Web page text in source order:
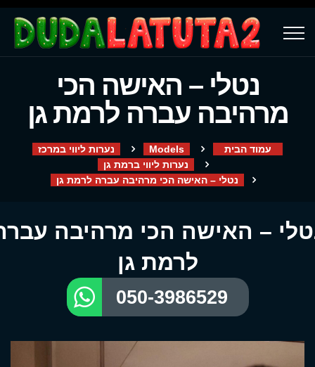
נטלי – האישה הכי
מרהיבה עברה לרמת גן
עמוד הבית Models
נערות ליווי במרכז
נערות ליווי ברמת גן
נטלי – האישה הכי מרהיבה עברה לרמת גן
– האישה הכי מרהיבה
לרמת גן
050-3986529